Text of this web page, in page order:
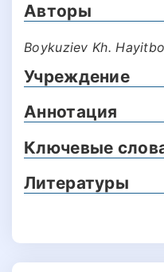
Авторы
Boykuziev Kh.
Учреждение
Аннотация
Ключевые
Литературы